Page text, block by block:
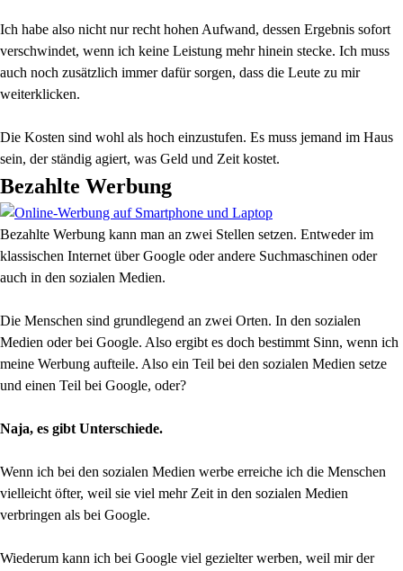
Ich habe also nicht nur recht hohen Aufwand, dessen Ergebnis sofort
verschwindet, wenn ich keine Leistung mehr hinein stecke. Ich muss
auch noch zusätzlich immer dafür sorgen, dass die Leute zu mir
weiterklicken.
Die Kosten sind wohl als hoch einzustufen. Es muss jemand im Haus
sein, der ständig agiert, was Geld und Zeit kostet.
Bezahlte Werbung
Bezahlte Werbung kann man an zwei Stellen setzen. Entweder im
klassischen Internet über Google oder andere Suchmaschinen oder
auch in den sozialen Medien.
Die Menschen sind grundlegend an zwei Orten. In den sozialen
Medien oder bei Google. Also ergibt es doch bestimmt Sinn, wenn ich
meine Werbung aufteile. Also ein Teil bei den sozialen Medien setze
und einen Teil bei Google, oder?
Naja, es gibt Unterschiede.
Wenn ich bei den sozialen Medien werbe erreiche ich die Menschen
vielleicht öfter, weil sie viel mehr Zeit in den sozialen Medien
verbringen als bei Google.
Wiederum kann ich bei Google viel gezielter werben, weil mir der